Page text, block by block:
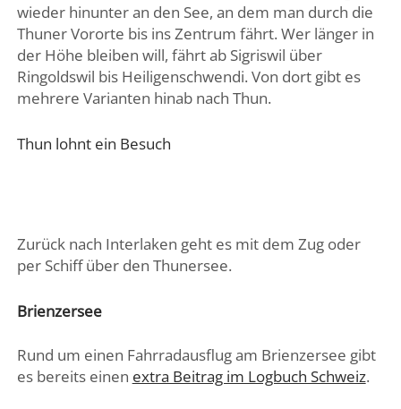
wieder hinunter an den See, an dem man durch die
Thuner Vororte bis ins Zentrum fährt. Wer länger in
der Höhe bleiben will, fährt ab Sigriswil über
Ringoldswil bis Heiligenschwendi. Von dort gibt es
mehrere Varianten hinab nach Thun.
Thun lohnt ein Besuch
Zurück nach Interlaken geht es mit dem Zug oder
per Schiff über den Thunersee.
Brienzersee
Rund um einen Fahrradausflug am Brienzersee gibt
es bereits einen extra Beitrag im Logbuch Schweiz.